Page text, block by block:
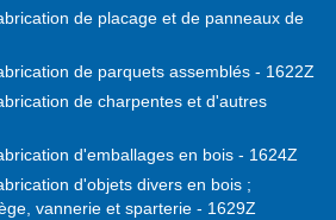
de placage et de panneaux de
de parquets assemblés - 1622Z
de charpentes et d'autres
d'emballages en bois - 1624Z
d'objets divers en bois ;
vannerie et sparterie - 1629Z